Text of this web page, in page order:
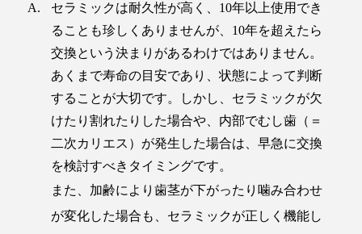
セラミックは耐久性が高く、10年以上使用でき
ることも珍しくありませんが、10年を超えたら
交換という決まりがあるわけではありません。
あくまで寿命の目安であり、状態によって判断
することが大切です。しかし、セラミックが欠
けたり割れたりした場合や、内部でむし歯（＝
二次カリエス）が発生した場合は、早急に交換
を検討すべきタイミングです。
また、加齢により歯茎が下がったり噛み合わせ
が変化した場合も、セラミックが正しく機能し